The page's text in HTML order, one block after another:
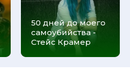
50 дней до моего
самоубийства -
Стейс Крамер